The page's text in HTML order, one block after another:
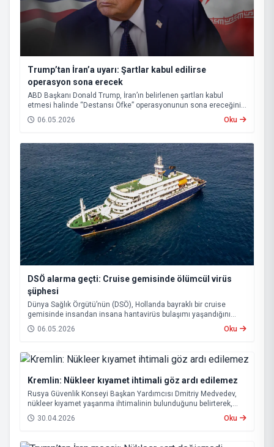
Trump’tan İran’a uyarı: Şartlar kabul edilirse
operasyon sona erecek
ABD Başkanı Donald Trump, İran’ın belirlenen şartları kabul
etmesi halinde “Destansı Öfke” operasyonunun sona ereceğini
ve Hürmüz Boğazı’nın yeniden açılacağını açıkladı.
06.05.2026 Oku
DSÖ alarma geçti: Cruise gemisinde ölümcül virüs
şüphesi
Dünya Sağlık Örgütü’nün (DSÖ), Hollanda bayraklı bir cruise
gemisinde insandan insana hantavirüs bulaşımı yaşandığını
açıklaması uluslararası endişeye yol açtı.
06.05.2026 Oku
Kremlin: Nükleer kıyamet ihtimali göz ardı edilemez
Rusya Güvenlik Konseyi Başkan Yardımcısı Dmitriy Medvedev,
nükleer kıyamet yaşanma ihtimalinin bulunduğunu belirterek,
“Buna hazırlıklı olunmalı” ifadelerini kullandı.
30.04.2026 Oku